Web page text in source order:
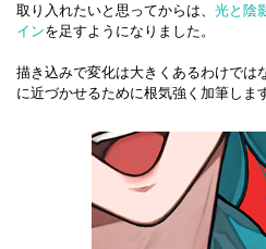
取り入れたいと思ってからは、 光と陰
インを足すようになりました。
描き込みで変化は大きくあるわけでは
に近づかせるために根気強く加筆します